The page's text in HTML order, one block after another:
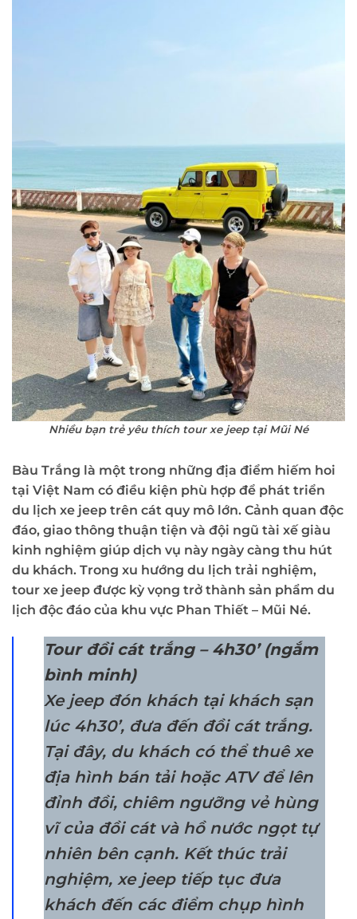
Nhiều bạn trẻ yêu thích tour xe jeep tại Mũi Né
Bàu Trắng là một trong những địa điểm hiếm hoi
tại Việt Nam có điều kiện phù hợp để phát triển
du lịch xe jeep trên cát quy mô lớn. Cảnh quan độc
đáo, giao thông thuận tiện và đội ngũ tài xế giàu
kinh nghiệm giúp dịch vụ này ngày càng thu hút
du khách. Trong xu hướng du lịch trải nghiệm,
tour xe jeep được kỳ vọng trở thành sản phẩm du
lịch độc đáo của khu vực Phan Thiết – Mũi Né.
Tour đồi cát trắng – 4h30’ (ngắm
bình minh)
Xe jeep đón khách tại khách sạn
lúc 4h30’, đưa đến đồi cát trắng.
Tại đây, du khách có thể thuê xe
địa hình bán tải hoặc ATV để lên
đỉnh đồi, chiêm ngưỡng vẻ hùng
vĩ của đồi cát và hồ nước ngọt tự
nhiên bên cạnh. Kết thúc trải
nghiệm, xe jeep tiếp tục đưa
khách đến các điểm chụp hình